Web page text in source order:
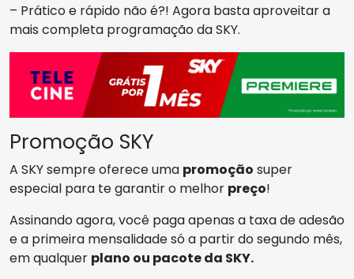
– Prático e rápido não é?! Agora basta aproveitar a
mais completa programação da SKY.
Promoção SKY
A SKY sempre oferece uma promoção super
especial para te garantir o melhor preço!
Assinando agora, você paga apenas a taxa de adesão
e a primeira mensalidade só a partir do segundo mês,
em qualquer plano ou pacote da SKY.